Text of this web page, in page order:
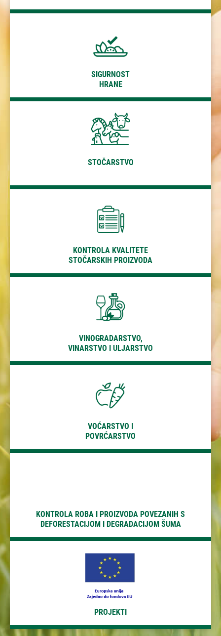
SIGURNOST
HRANE
STOČARSTVO
STOČARSTVO
KONTROLA KVALITETE
STOČARSKIH PROIZVODA
KONTROLA KVALITETE
VINOGRADARSTVO,
VINARSTVO I ULJARSTVO
VINOGRADARSTVO,
VOĆARSTVO I
POVRĆARSTVO
VOĆARSTVO I
KONTROLA ROBA I PROIZVODA POVEZANIH S
DEFORESTACIJOM I DEGRADACIJOM ŠUMA
KONTROLA ROBA I PROIZVODA POVEZANIH S
PROJEKTI